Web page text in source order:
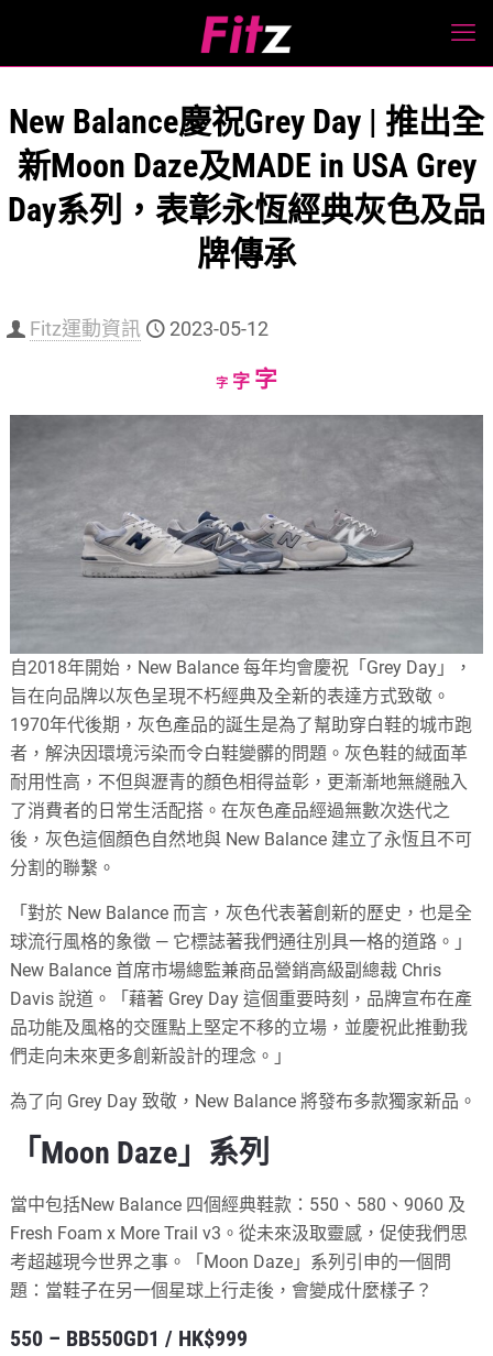
New Balance慶祝Grey Day | 推出全
新Moon Daze及MADE in USA Grey
Day系列，表彰永恆經典灰色及品
牌傳承
Fitz運動資訊 2023-05-12
字Decrease
字Reset
字Increase
自2018年開始，New Balance 每年均會慶祝「Grey Day」，
旨在向品牌以灰色呈現不朽經典及全新的表達方式致敬。
1970年代後期，灰色產品的誕生是為了幫助穿白鞋的城市跑
者，解決因環境污染而令白鞋變髒的問題。灰色鞋的絨面革
耐用性高，不但與瀝青的顏色相得益彰，更漸漸地無縫融入
了消費者的日常生活配搭。在灰色產品經過無數次迭代之
後，灰色這個顏色自然地與 New Balance 建立了永恆且不可
分割的聯繫。
「對於 New Balance 而言，灰色代表著創新的歷史，也是全
球流行風格的象徵 — 它標誌著我們通往別具一格的道路。」
New Balance 首席市場總監兼商品營銷高級副總裁 Chris
Davis 說道。「藉著 Grey Day 這個重要時刻，品牌宣布在產
品功能及風格的交匯點上堅定不移的立場，並慶祝此推動我
們走向未來更多創新設計的理念。」
為了向 Grey Day 致敬，New Balance 將發布多款獨家新品。
「Moon Daze」系列
當中包括New Balance 四個經典鞋款：550、580、9060 及
Fresh Foam x More Trail v3。從未來汲取靈感，促使我們思
考超越現今世界之事。「Moon Daze」系列引申的一個問
題：當鞋子在另一個星球上行走後，會變成什麼樣子？
550 – BB550GD1 / HK$999